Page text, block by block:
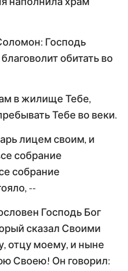
Господь
обитать во
в жилище Тебе,
Тебе во веки.
лицем своим, и
собрание
собрание
--
Господь Бог
сказал Своими
отцу моему, и ныне
Своею! Он говорил: